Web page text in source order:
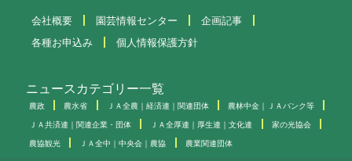
会社概要 園芸情報センター
企画記事
各種お申込み
個人情報保護方針
ニュースカテゴリー一覧
農政 農水省 ＪＡ全農｜経済連｜関連団体 農林中金｜ＪＡバンク等
ＪＡ共済連｜関連企業・団体 ＪＡ全厚連｜厚生連｜文化連 家の光協会
農協観光 ＪＡ全中｜中央会｜農協 農業関連団体